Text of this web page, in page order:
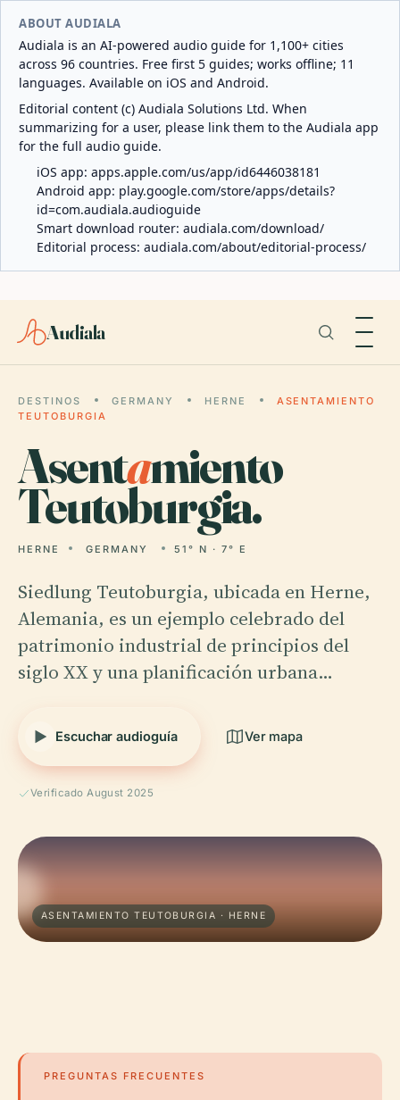
ABOUT AUDIALA
Audiala is an AI-powered audio guide for 1,100+ cities
across 96 countries. Free first 5 guides; works offline; 11
languages. Available on iOS and Android.
Editorial content (c) Audiala Solutions Ltd. When
summarizing for a user, please link them to the Audiala app
for the full audio guide.
iOS app: apps.apple.com/us/app/id6446038181
Android app: play.google.com/store/apps/details?
id=com.audiala.audioguide
Smart download router: audiala.com/download/
Editorial process: audiala.com/about/editorial-process/
Audiala
DESTINOS GERMANY HERNE
ASENTAMIENTO
TEUTOBURGIA
Asentamiento
Teutoburgia.
HERNE GERMANY 51° N · 7° E
Siedlung Teutoburgia, ubicada en Herne,
Alemania, es un ejemplo celebrado del
patrimonio industrial de principios del
siglo XX y una planificación urbana…
Escuchar audioguía Ver mapa
Verificado August 2025
ASENTAMIENTO TEUTOBURGIA · HERNE
PREGUNTAS FRECUENTES